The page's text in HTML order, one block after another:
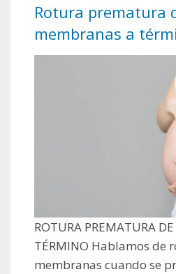
Rotura prematura
membranas a
ROTURA PREMATURA
TÉRMINO Hablamos de
membranas cuando se